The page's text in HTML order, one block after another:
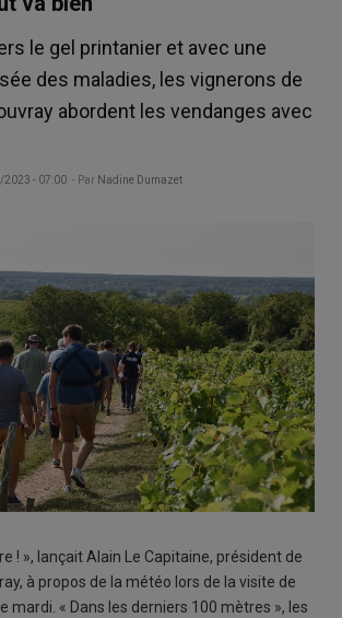
le gel printanier et avec une
des maladies, les vignerons de
abordent les vendanges avec
2023 - 07:00 - Par Nadine Dumazet
! », lançait Alain Le Capitaine, président de
à propos de la météo lors de la visite de
mardi. « Dans les derniers 100 mètres », les